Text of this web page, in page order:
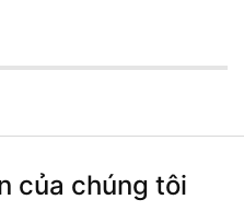
của chúng tôi